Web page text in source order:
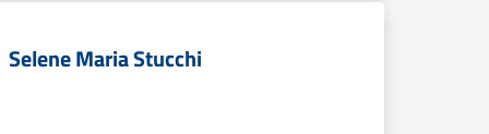
Selene Maria Stucchi